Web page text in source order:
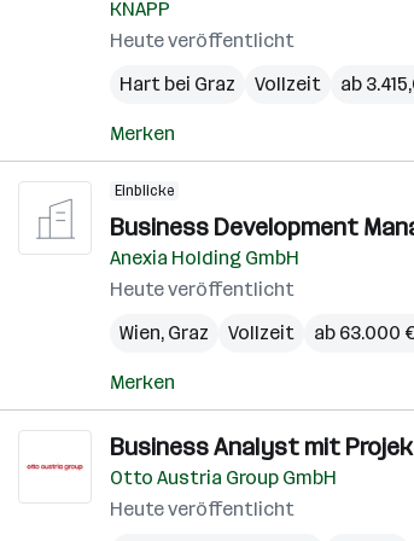
KNAPP
Heute veröffentlicht
Hart bei Graz
Vollzeit ab
Merken
Einblicke
Business Development
Anexia Holding GmbH
Heute veröffentlicht
Wien, Graz Vollzeit ab 63.000
Merken
Business Analyst mit
Otto Austria Group GmbH
Heute veröffentlicht